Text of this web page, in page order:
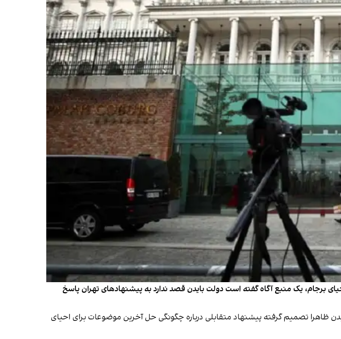
برجام، یک منبع آگاه گفته است دولت بایدن قصد ندارد به پیشنهادهای تهران پاسخ
ظاهرا تصمیم گرفته پیشنهاد متقابلی درباره چگونگی حل آخرین موضوعات برای احیای